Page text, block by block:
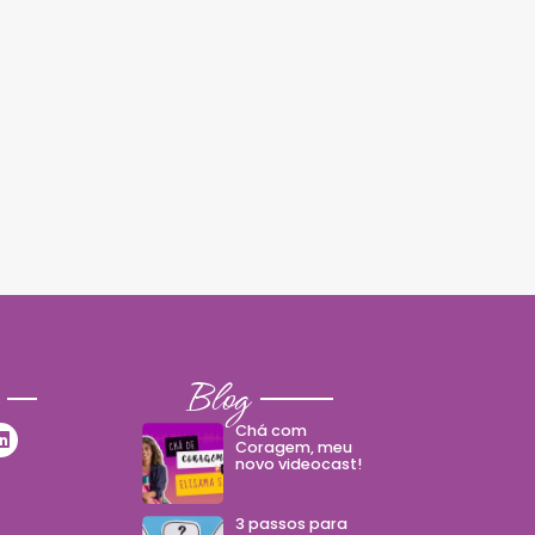
Blog
Chá com
Coragem, meu
novo videocast!
3 passos para